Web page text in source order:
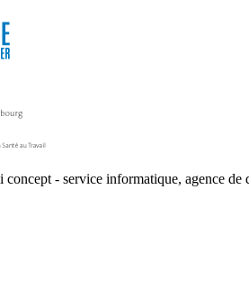
- service informatique, agence